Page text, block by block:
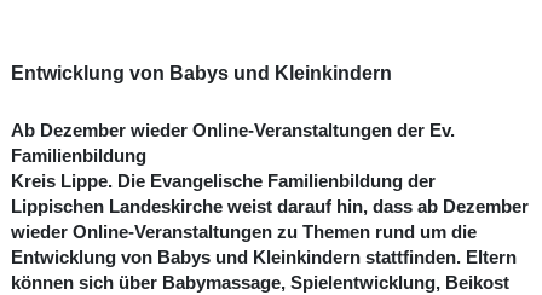
Entwicklung von Babys und Kleinkindern
Ab Dezember wieder Online-Veranstaltungen der Ev.
Familienbildung
Kreis Lippe. Die Evangelische Familienbildung der
Lippischen Landeskirche weist darauf hin, dass ab Dezember
wieder Online-Veranstaltungen zu Themen rund um die
Entwicklung von Babys und Kleinkindern stattfinden. Eltern
können sich über Babymassage, Spielentwicklung, Beikost